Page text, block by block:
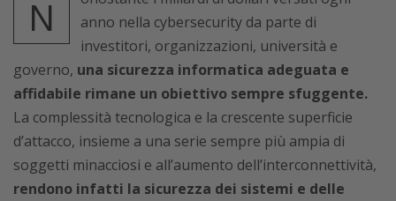
N
anno nella cybersecurity da parte di
investitori, organizzazioni, università e
governo, una sicurezza informatica adeguata e
affidabile rimane un obiettivo sempre sfuggente.
La complessità tecnologica e la crescente superficie
d’attacco, insieme a una serie sempre più ampia di
soggetti minacciosi e all’aumento dell’interconnettività,
rendono infatti la sicurezza dei sistemi e delle